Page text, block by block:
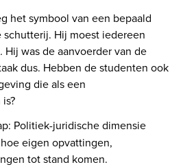
het symbool van een bepaald
studenten ook
Politiek-juridische dimensie
eigen opvattingen,
tot stand komen.